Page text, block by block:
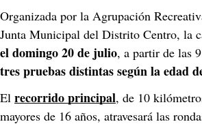
Organizada por la Agrupación
Junta Municipal del Distrito Centro, la
el domingo 20 de julio, a partir de las
tres pruebas distintas según la edad
El recorrido principal, de 10
mayores de 16 años, atravesará las